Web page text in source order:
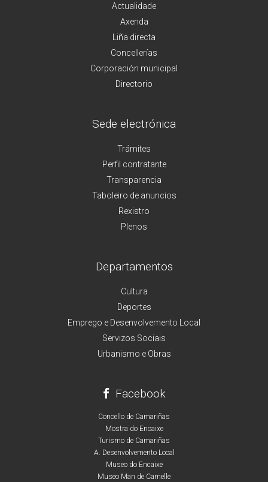
Actualidade
Axenda
Liña directa
Concellerías
Corporación municipal
Directorio
Sede electrónica
Trámites
Perfil contratante
Transparencia
Taboleiro de anuncios
Rexistro
Plenos
Departamentos
Cultura
Deportes
Emprego e Desenvolvemento Local
Servizos Sociais
Urbanismo e Obras
Facebook
Concello de Camariñas
Mostra do Encaixe
Turismo de Camariñas
A. Desenvolvemento Local
Museo do Encaixe
Museo Man de Camelle